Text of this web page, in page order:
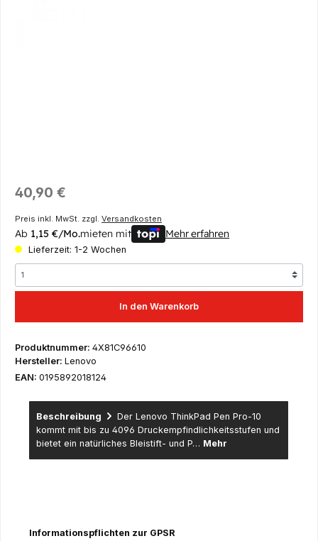
Regulärer Preis:
40,90 €
Preis inkl. MwSt. zzgl. Versandkosten
Ab 1,15 €/Mo.mieten mit Mehr erfahren
Lieferzeit: 1-2 Wochen
In den Warenkorb
Produktnummer: 4X81C96610
Hersteller: Lenovo
EAN: 0195892018124
Beschreibung
Der Lenovo ThinkPad Pen Pro-10
kommt mit bis zu 4096 Druckempfindlichkeitsstufen und
bietet ein natürliches Bleistift- und P… Mehr
Informationspflichten zur GPSR